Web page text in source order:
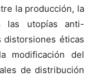
la producción, la
las utopías anti-
distorsiones éticas
modificación del
de distribución